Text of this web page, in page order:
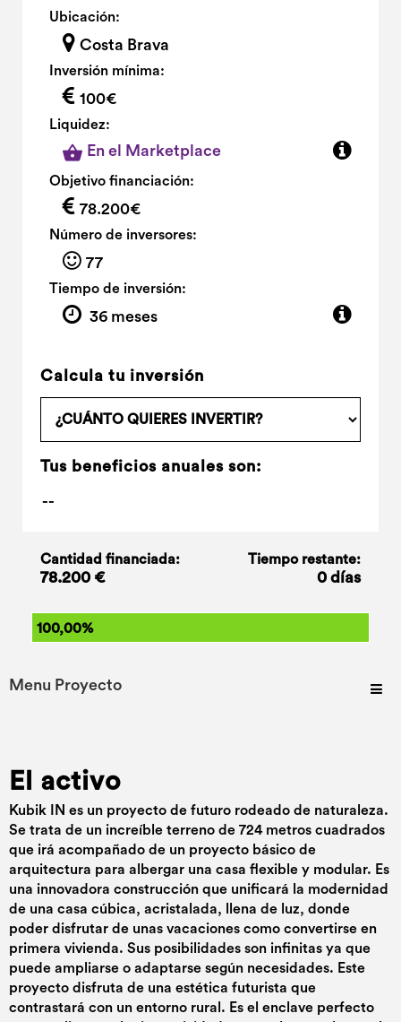
Ubicación:
Costa Brava
Inversión mínima:
100€
Liquidez:
En el Marketplace
Objetivo financiación:
78.200€
Número de inversores:
77
Tiempo de inversión:
36 meses
Calcula tu inversión
Tus beneficios anuales son:
Cantidad financiada:
78.200 €
Tiempo restante:
0 días
100,00%
Menu Proyecto
El activo
Kubik IN es un proyecto de futuro rodeado de naturaleza.
Se trata de un increíble terreno de 724 metros cuadrados
que irá acompañado de un proyecto básico de
arquitectura para albergar una casa flexible y modular. Es
una innovadora construcción que unificará la modernidad
de una casa cúbica, acristalada, llena de luz, donde
poder disfrutar de unas vacaciones como convertirse en
primera vivienda. Sus posibilidades son infinitas ya que
puede ampliarse o adaptarse según necesidades. Este
proyecto disfruta de una estética futurista que
contrastará con un entorno rural. Es el enclave perfecto